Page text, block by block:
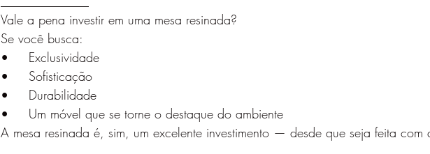
Vale a pena investir em uma mesa resinada?
Se você busca:
•	Exclusividade
•	Sofisticação
•	Durabilidade
•	Um móvel que se torne o destaque do ambiente
A mesa resinada é, sim, um excelente investimento — desde que seja feita com